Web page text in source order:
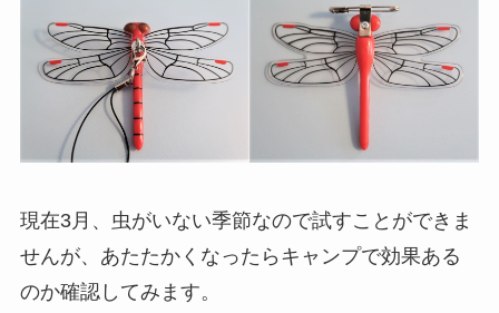
現在3月、虫がいない季節なので試すことができま
せんが、あたたかくなったらキャンプで効果ある
のか確認してみます。